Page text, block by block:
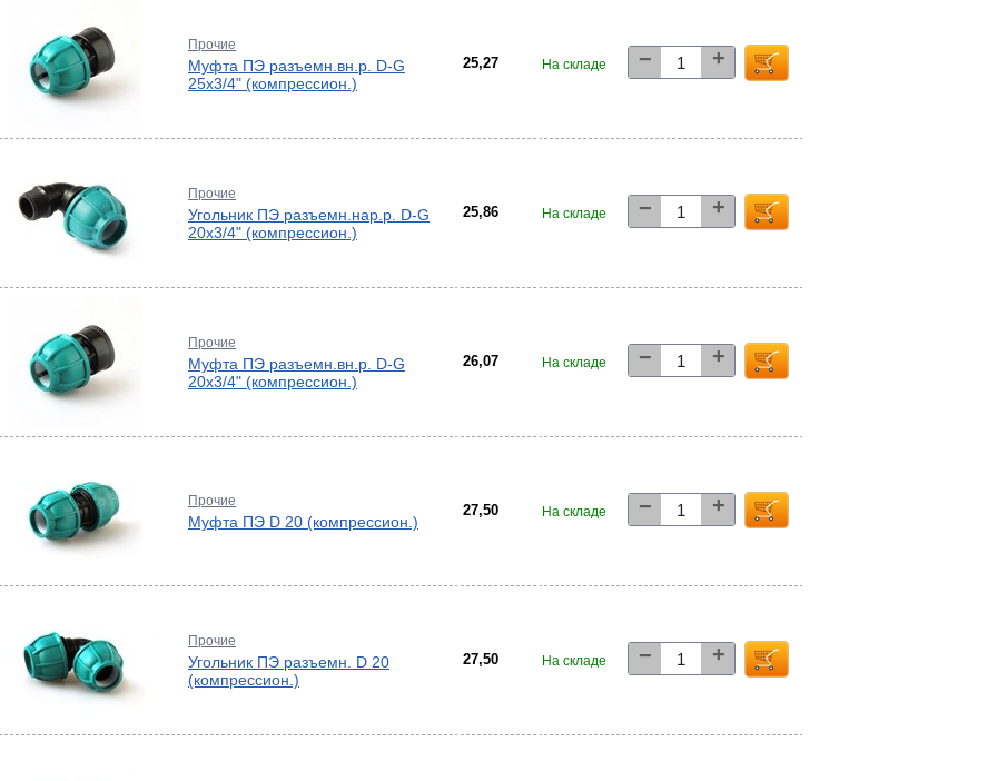
Прочие
Муфта ПЭ разъемн.вн.р. D-G
25х3/4" (компрессион.)
25,27 На складе − +
Прочие
Угольник ПЭ разъемн.нар.р. D-G
20х3/4" (компрессион.)
25,86 На складе − +
Прочие
Муфта ПЭ разъемн.вн.р. D-G
20х3/4" (компрессион.)
26,07 На складе − +
Прочие
Муфта ПЭ D 20 (компрессион.)
27,50 На складе − +
Прочие
Угольник ПЭ разъемн. D 20
(компрессион.)
27,50 На складе − +